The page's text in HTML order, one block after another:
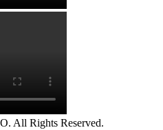
All Rights Reserved.